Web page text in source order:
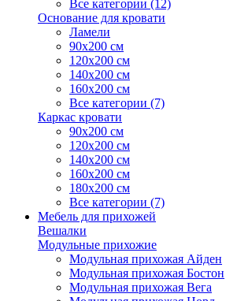
Все категории (12)
Основание для кровати
Ламели
90х200 см
120х200 см
140х200 см
160х200 см
Все категории (7)
Каркас кровати
90х200 см
120х200 см
140х200 см
160х200 см
180х200 см
Все категории (7)
Мебель для прихожей
Вешалки
Модульные прихожие
Модульная прихожая Айден
Модульная прихожая Бостон
Модульная прихожая Вега